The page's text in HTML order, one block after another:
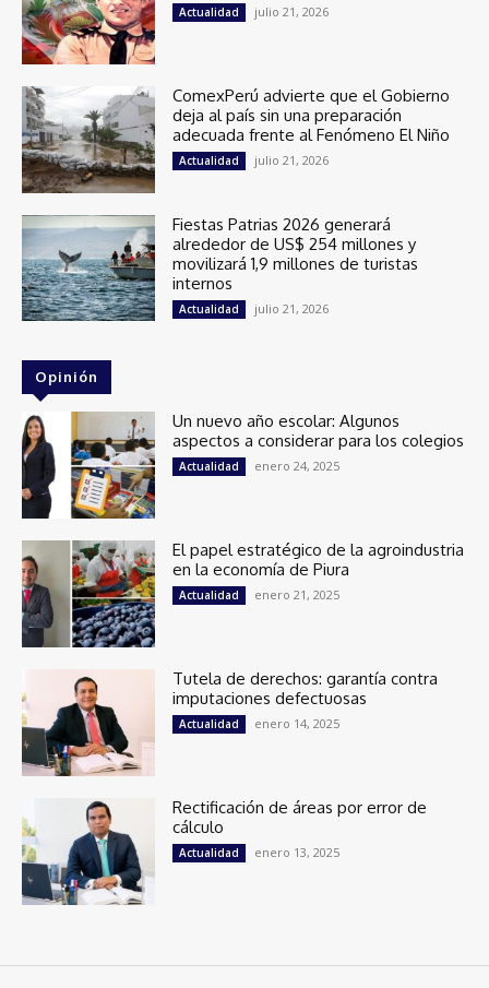
Actualidad julio 21, 2026
ComexPerú advierte que el Gobierno
deja al país sin una preparación
adecuada frente al Fenómeno El Niño
Actualidad julio 21, 2026
Fiestas Patrias 2026 generará
alrededor de US$ 254 millones y
movilizará 1,9 millones de turistas
internos
Actualidad julio 21, 2026
Opinión
Un nuevo año escolar: Algunos
aspectos a considerar para los colegios
Actualidad enero 24, 2025
El papel estratégico de la agroindustria
en la economía de Piura
Actualidad enero 21, 2025
Tutela de derechos: garantía contra
imputaciones defectuosas
Actualidad enero 14, 2025
Rectificación de áreas por error de
cálculo
Actualidad enero 13, 2025